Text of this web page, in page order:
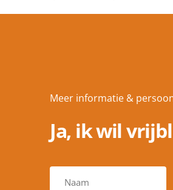
Meer informatie &
Ja, ik wil
V